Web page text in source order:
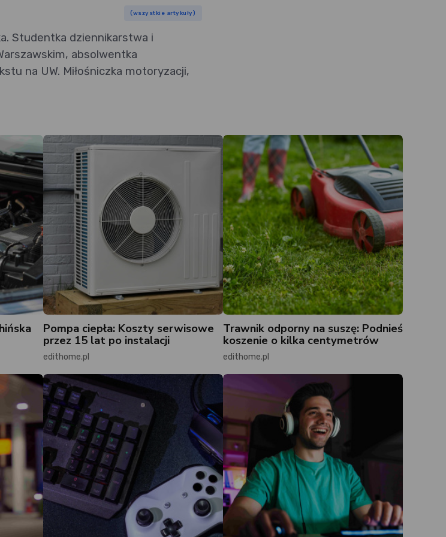
(wszystkie artykuły)
Studentka dziennikarstwa i
absolwentka
na UW. Miłośniczka motoryzacji,
Pompa ciepła: Koszty serwisowe
przez 15 lat po instalacji
edithome.pl
Trawnik odporny na suszę: Podnieś
koszenie o kilka centymetrów
edithome.pl